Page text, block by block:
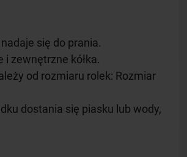
się do prania.
zewnętrzne kółka.
od rozmiaru rolek: Rozmiar
dostania się piasku lub wody,